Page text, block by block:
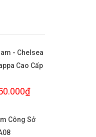
- Chelsea
Cao Cấp
Công Sở